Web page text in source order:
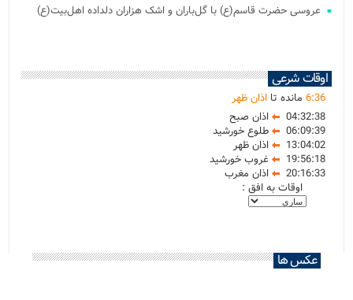
عروسی حضرت قاسم(ع) با گل‌باران و اشک هزاران دلداده اهل‌بیت(ع)
اوقات شرعی
6:36 مانده تااذان ظهر
04:32:38
اذان صبح
06:09:39
طلوع خورشید
13:04:02
اذان ظهر
19:56:18
غروب خورشید
20:16:33
اذان مغرب
اوقات به افق :
عکس ها